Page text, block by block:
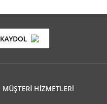
KAYDOL
MÜŞTERİ HİZMETLERİ